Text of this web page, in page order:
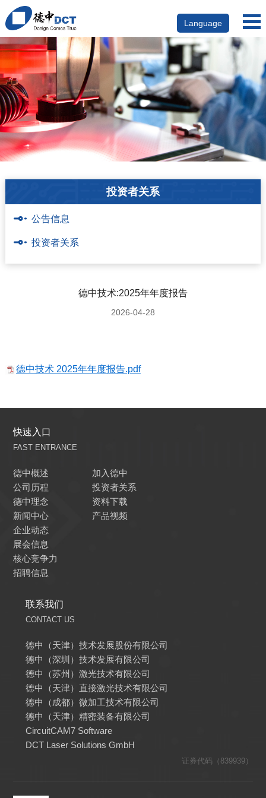
Language
投资者关系
公告信息
投资者关系
德中技术:2025年年度报告
2026-04-28
德中技术 2025年年度报告.pdf
快速入口
FAST ENTRANCE
德中概述
公司历程
德中理念
新闻中心
企业动态
展会信息
核心竞争力
招聘信息
加入德中
投资者关系
资料下载
产品视频
联系我们
CONTACT US
德中（天津）技术发展股份有限公司
德中（深圳）技术发展有限公司
德中（苏州）激光技术有限公司
德中（天津）直接激光技术有限公司
德中（成都）微加工技术有限公司
德中（天津）精密装备有限公司
CircuitCAM7 Software
DCT Laser Solutions GmbH
证券代码（839939）